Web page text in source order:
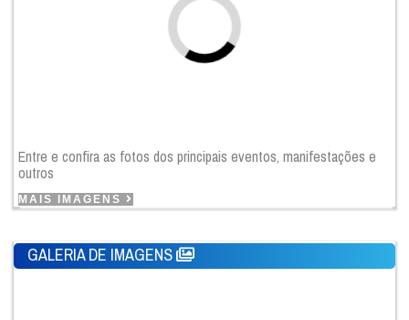
Entre e confira as fotos dos principais eventos, manifestações e
outros
MAIS IMAGENS
GALERIA DE IMAGENS